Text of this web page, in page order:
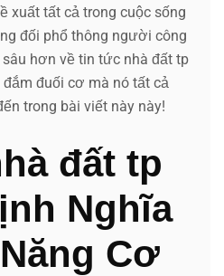
xuất tất cả trong cuộc sống
đối phổ thông người công
hơn về tin tức nhà đất tp
đuối cơ mà nó tất cả
trong bài viết này này!
đất tp
Nghĩa
Cơ